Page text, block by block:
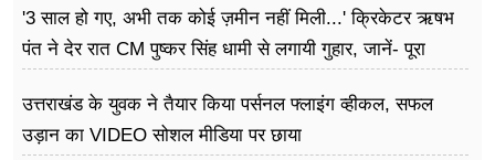
'3 साल हो गए, अभी तक कोई ज़मीन नहीं मिली...' क्रिकेटर ऋषभ
पंत ने देर रात CM पुष्कर सिंह धामी से लगायी गुहार, जानें- पूरा
उत्तराखंड के युवक ने तैयार किया पर्सनल फ्लाइंग व्हीकल, सफल
उड़ान का VIDEO सोशल मीडिया पर छाया